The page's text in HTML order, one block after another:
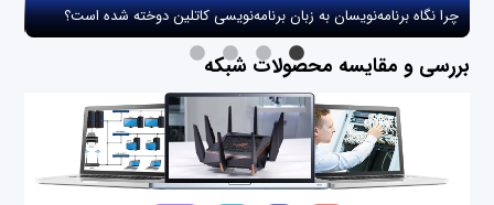
چرا نگاه برنامه‌نویسان به زبان برنامه‌نویسی کاتلین دوخته شده است؟
بررسی و مقایسه محصولات شبکه